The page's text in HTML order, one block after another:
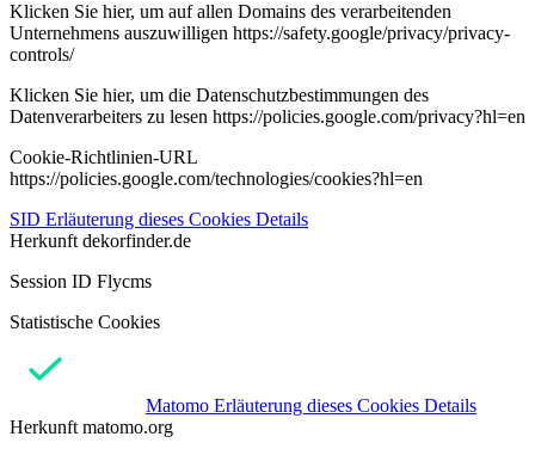
Klicken Sie hier, um auf allen Domains des verarbeitenden
Unternehmens auszuwilligen https://safety.google/privacy/privacy-
controls/
Klicken Sie hier, um die Datenschutzbestimmungen des
Datenverarbeiters zu lesen https://policies.google.com/privacy?hl=en
Cookie-Richtlinien-URL
https://policies.google.com/technologies/cookies?hl=en
SID Erläuterung dieses Cookies Details
Herkunft dekorfinder.de
Session ID Flycms
Statistische Cookies
Matomo Erläuterung dieses Cookies Details
Herkunft matomo.org